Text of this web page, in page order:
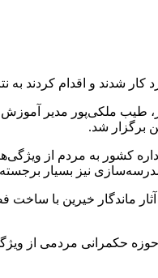
شدند و اقدام کردند
ملکی‌پور مدیر
برگزار شد.
کشور به مردم از
نیز بسیار
ماندگار خیرین با
حکمرانی مردمی از